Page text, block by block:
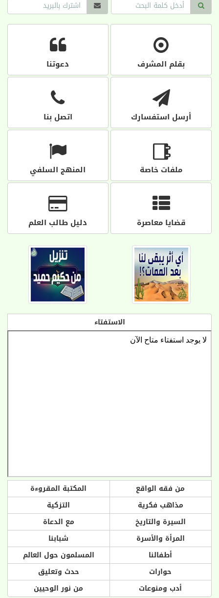
بقلم المشرف دعوتنا
أرسل استفسارك اتصل بنا
ملفات خاصة المنهج السلفي
قضايا معاصرة دليل طالب العلم
الاستفتاء
من فقه الواقع
المكتبة المقروءة
مذاهب فكرية
التزكية
السيرة والتاريخ
مع الدعاة
المرأة والأسرة
شبابنا
أطفالنا
المسلمون حول العالم
حوارات
حدث وتعليق
أدب ومنوعات
من نور الوحيين